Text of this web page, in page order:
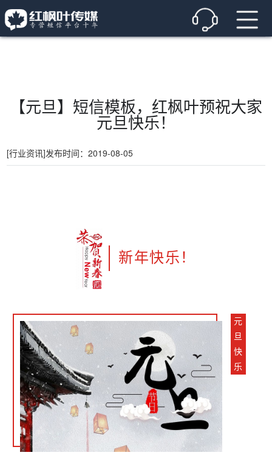
【元旦】短信模板，红枫叶预祝大家
元旦快乐！
[行业资讯]发布时间：2019-08-05
新年快乐！
元
旦
快
乐